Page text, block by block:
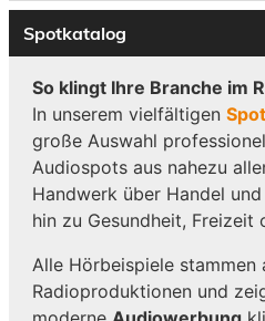
Spotkatalog
So klingt Ihre Branche im
In unserem vielfältigen
große Auswahl
Audiospots aus nahezu
Handwerk über Handel
hin zu Gesundheit, Freizeit
Alle Hörbeispiele stammen
Radioproduktionen und